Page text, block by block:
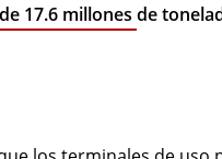
17.6 millones de